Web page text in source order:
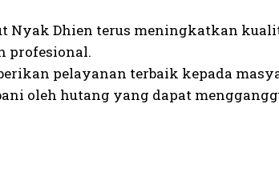
Nyak Dhien terus meningkatkan
profesional.
pelayanan terbaik kepada
oleh hutang yang dapat